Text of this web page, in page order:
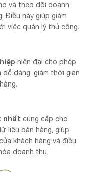
và theo dõi doanh
Điều này giúp giảm
việc quản lý thủ công.
hiện đại cho phép
dàng, giảm thời gian
nhất cung cấp cho
liệu bán hàng, giúp
khách hàng và điều
doanh thu.